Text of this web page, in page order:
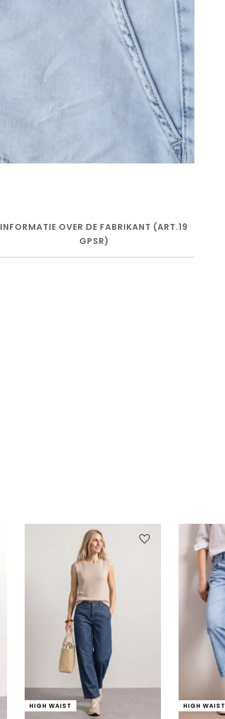
INFORMATIE OVER DE FABRIKANT (ART.19
GPSR)
HIGH WAIST HIGH WAIST